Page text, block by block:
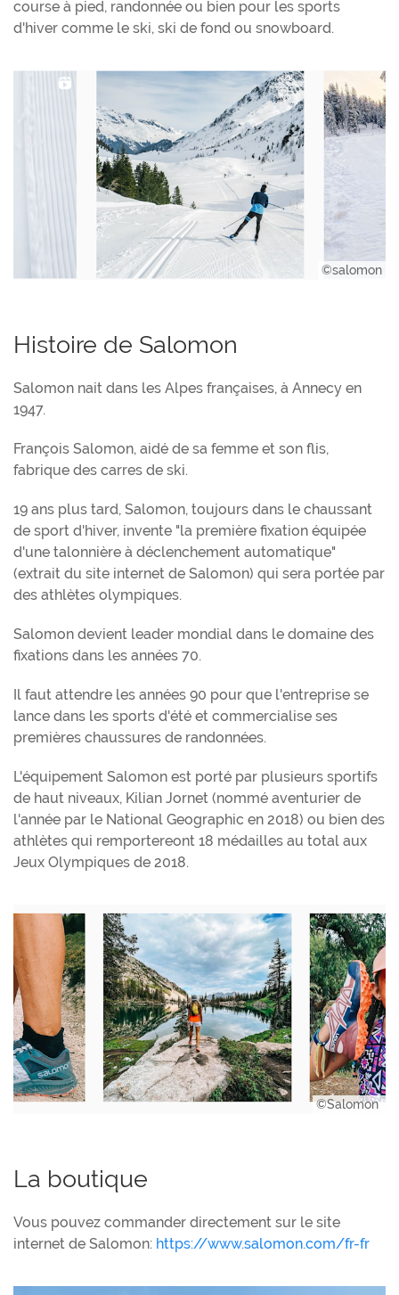
course à pied, randonnée ou bien pour les sports
d'hiver comme le ski, ski de fond ou snowboard.
©salomon
Histoire de Salomon
Salomon nait dans les Alpes françaises, à Annecy en
1947.
François Salomon, aidé de sa femme et son flis,
fabrique des carres de ski.
19 ans plus tard, Salomon, toujours dans le chaussant
de sport d'hiver, invente "la première fixation équipée
d'une talonnière à déclenchement automatique"
(extrait du site internet de Salomon) qui sera portée par
des athlètes olympiques.
Salomon devient leader mondial dans le domaine des
fixations dans les années 70.
Il faut attendre les années 90 pour que l'entreprise se
lance dans les sports d'été et commercialise ses
premières chaussures de randonnées.
L'équipement Salomon est porté par plusieurs sportifs
de haut niveaux, Kilian Jornet (nommé aventurier de
l'année par le National Geographic en 2018) ou bien des
athlètes qui remportereont 18 médailles au total aux
Jeux Olympiques de 2018.
©Salomon
La boutique
Vous pouvez commander directement sur le site
internet de Salomon: https://www.salomon.com/fr-fr